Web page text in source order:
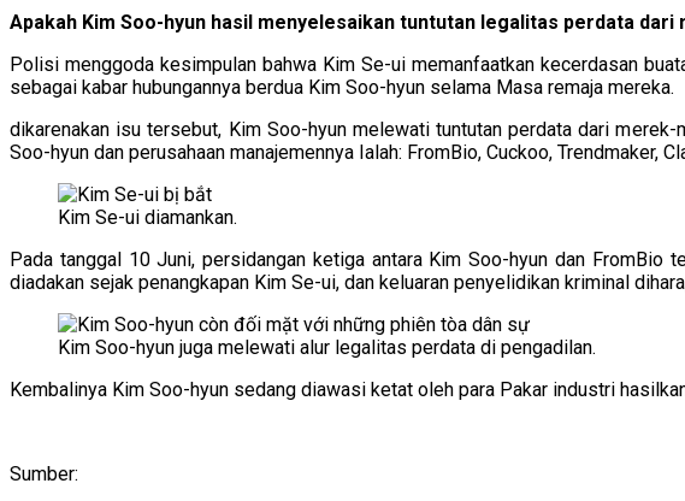
Apakah Kim Soo-hyun hasil menyelesaikan tuntutan legalitas perdata
Polisi menggoda kesimpulan bahwa Kim Se-ui memanfaatkan kecerdasan
sebagai kabar hubungannya berdua Kim Soo-hyun selama Masa remaja mereka.
dikarenakan isu tersebut, Kim Soo-hyun melewati tuntutan perdata dari
Soo-hyun dan perusahaan manajemennya Ialah: FromBio, Cuckoo, Trendmaker,
Kim Se-ui diamankan.
Pada tanggal 10 Juni, persidangan ketiga antara Kim Soo-hyun dan
diadakan sejak penangkapan Kim Se-ui, dan keluaran penyelidikan kriminal
Kim Soo-hyun juga melewati alur legalitas perdata di pengadilan.
Kembalinya Kim Soo-hyun sedang diawasi ketat oleh para Pakar industri
Sumber: